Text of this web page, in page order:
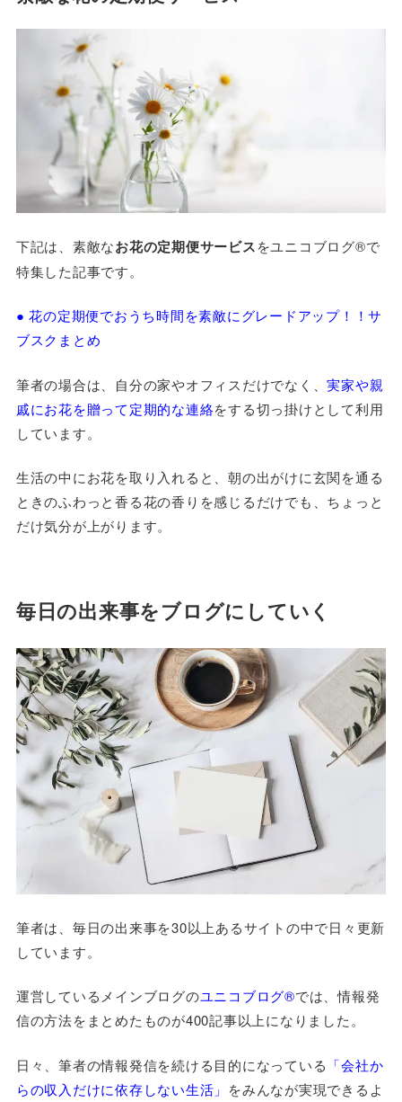
下記は、素敵なお花の定期便サービスをユニコブログ®で
特集した記事です。
● 花の定期便でおうち時間を素敵にグレードアップ！！サ
ブスクまとめ
筆者の場合は、自分の家やオフィスだけでなく、実家や親
戚にお花を贈って定期的な連絡をする切っ掛けとして利用
しています。
生活の中にお花を取り入れると、朝の出がけに玄関を通る
ときのふわっと香る花の香りを感じるだけでも、ちょっと
だけ気分が上がります。
毎日の出来事をブログにしていく
筆者は、毎日の出来事を30以上あるサイトの中で日々更新
しています。
運営しているメインブログのユニコブログ®では、情報発
信の方法をまとめたものが400記事以上になりました。
日々、筆者の情報発信を続ける目的になっている 「会社か
らの収入だけに依存しない生活」 をみんなが実現できるよ